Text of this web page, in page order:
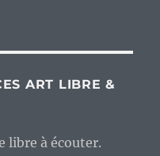
ART LIBRE &
libre à écouter.